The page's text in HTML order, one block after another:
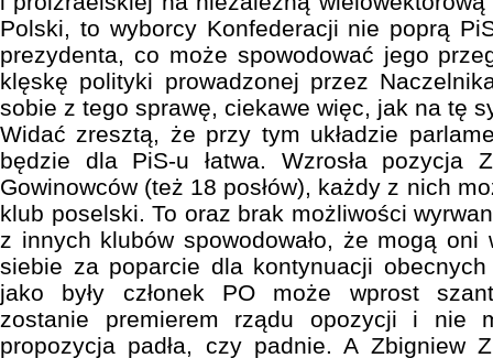
Polski, to wyborcy Konfederacji nie poprą
prezydenta, co może spowodować jego
klęskę polityki prowadzonej przez
sobie z tego sprawę, ciekawe więc, jak na tę
Widać zresztą, że przy tym układzie
będzie dla PiS-u łatwa. Wzrosła pozycja
Gowinowców (też 18 posłów), każdy z nich
klub poselski. To oraz brak możliwości
z innych klubów spowodowało, że mogą oni
siebie za poparcie dla kontynuacji obecnych
jako były członek PO może wprost
zostanie premierem rządu opozycji i nie
propozycja padła, czy padnie. A Zbigniew